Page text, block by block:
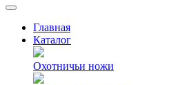
Главная
Каталог
Охотничьи ножи